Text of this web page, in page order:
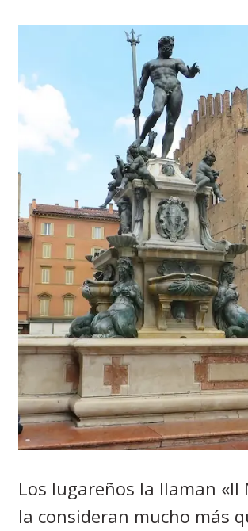
Los lugareños la llaman «Il
la consideran mucho más